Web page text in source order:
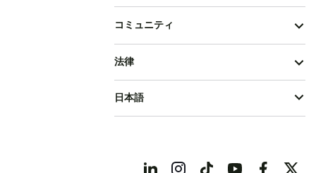
コミュニティ
法律
日本語